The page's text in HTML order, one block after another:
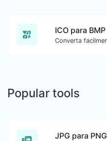
ICO para BMP
Popular tools
JPG para PNG